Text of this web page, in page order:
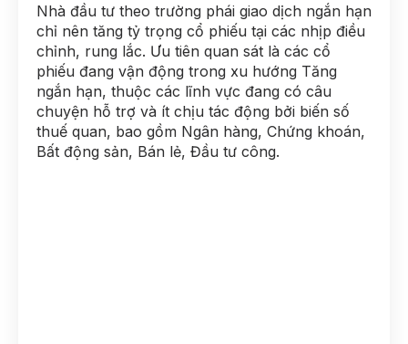
Nhà đầu tư theo trường phái giao dịch ngắn hạn
chỉ nên tăng tỷ trọng cổ phiếu tại các nhịp điều
chỉnh, rung lắc. Ưu tiên quan sát là các cổ
phiếu đang vận động trong xu hướng Tăng
ngắn hạn, thuộc các lĩnh vực đang có câu
chuyện hỗ trợ và ít chịu tác động bởi biến số
thuế quan, bao gồm Ngân hàng, Chứng khoán,
Bất động sản, Bán lẻ, Đầu tư công.